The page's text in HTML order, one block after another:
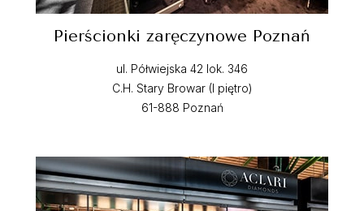
Pierścionki zaręczynowe Poznań
ul. Półwiejska 42 lok. 346
C.H. Stary Browar (I piętro)
61-888 Poznań